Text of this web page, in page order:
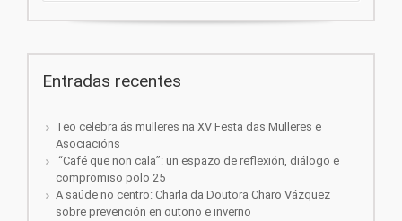
Entradas recentes
Teo celebra ás mulleres na XV Festa das Mulleres e
Asociacións
“Café que non cala”: un espazo de reflexión, diálogo e
compromiso polo 25
A saúde no centro: Charla da Doutora Charo Vázquez
sobre prevención en outono e inverno